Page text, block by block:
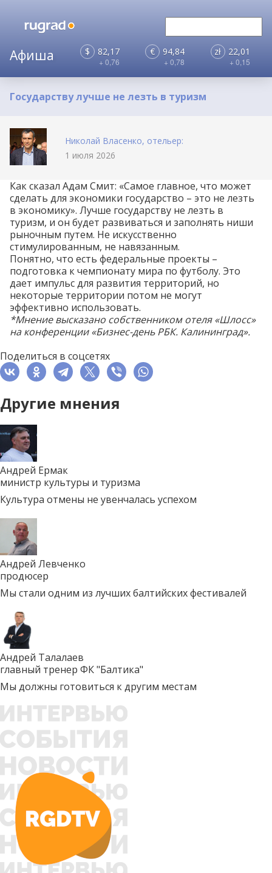
$ 82,17
+ 0,76
€ 94,84
+ 0,78
zł 22,01
+ 0,15
Государству лучше не лезть в туризм
Николай Власенко, отельер:
1 июля 2026
Как сказал Адам Смит: «Самое главное, что может
сделать для экономики государство – это не лезть
в экономику». Лучше государству не лезть в
туризм, и он будет развиваться и заполнять ниши
рыночным путем. Не искусственно
стимулированным, не навязанным.
Понятно, что есть федеральные проекты –
подготовка к чемпионату мира по футболу. Это
дает импульс для развития территорий, но
некоторые территории потом не могут
эффективно использовать.
*Мнение высказано собственником отеля «Шлосс»
на конференции«Бизнес-день РБК. Калининград».
Поделиться в соцсетях
Другие мнения
Андрей Ермак
министр культуры и туризма
Культура отмены не увенчалась успехом
Андрей Левченко
продюсер
Мы стали одним из лучших балтийских фестивалей
Андрей Талалаев
главный тренер ФК "Балтика"
Мы должны готовиться к другим местам